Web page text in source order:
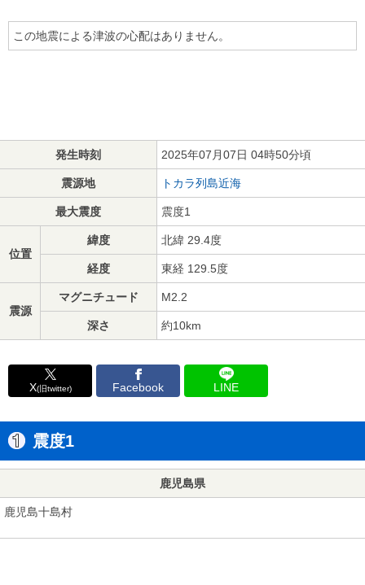
この地震による津波の心配はありません。
発生時刻 2025年07月07日 04時50分頃
震源地 トカラ列島近海
最大震度 震度1
位置
緯度 北緯 29.4度
経度 東経 129.5度
震源
マグニチュード M2.2
深さ 約10km
X(旧twitter) Facebook LINE
震度1
鹿児島県
鹿児島十島村